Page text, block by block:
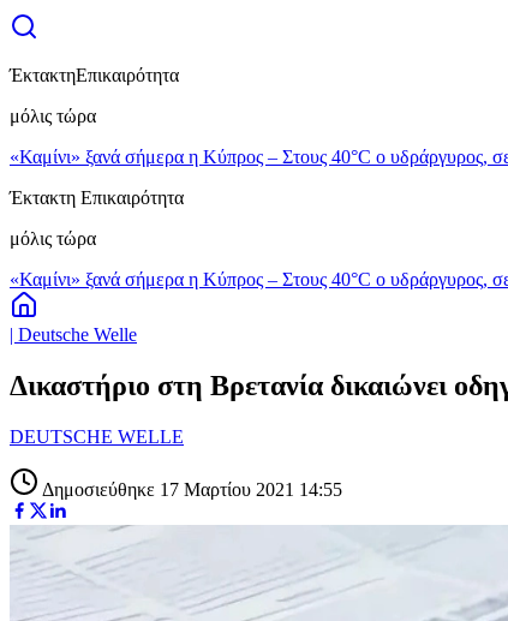
ΈκτακτηΕπικαιρότητα
μόλις τώρα
«Καμίνι» ξανά σήμερα η Κύπρος – Στους 40°C ο υδράργυρος, σε
Έκτακτη Επικαιρότητα
μόλις τώρα
«Καμίνι» ξανά σήμερα η Κύπρος – Στους 40°C ο υδράργυρος, σε
| Deutsche Welle
Δικαστήριο στη Βρετανία δικαιώνει
DEUTSCHE WELLE
Δημοσιεύθηκε 17 Μαρτίου 2021 14:55